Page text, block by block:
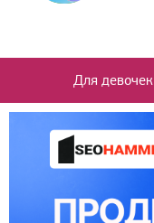
Для девочек